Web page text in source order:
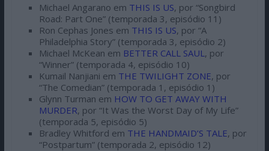
Michael Angarano em THIS IS US, por “Songbird
Road: Part One” (temporada 3, episódio 11)
Ron Cephas Jones em THIS IS US, por “A
Philadelphia Story” (temporada 3, episódio 2)
Michael McKean em BETTER CALL SAUL , por
“Winner” (temporada 4, episódio 10)
Kumail Nanjiani em THE TWILIGHT ZONE, por
“The Comedian” (temporada 1, episódio 1)
Glynn Turman em HOW TO GET AWAY WITH
MURDER, por “It Was the Worst Day of My Life”
(temporada 5, episódio 5)
Bradley Whitford em THE HANDMAID’S TALE, por
“Postpartum” (temporada 2, episódio 12)